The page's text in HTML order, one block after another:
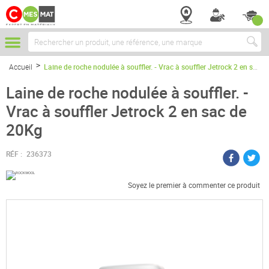
Chercher
Accueil Laine de roche nodulée à souffler. - Vrac à souffler Jetrock 2 en sac de 20Kg
Laine de roche nodulée à souffler. -
Vrac à souffler Jetrock 2 en sac de
20Kg
RÉF : 236373
Soyez le premier à commenter ce produit
Passer